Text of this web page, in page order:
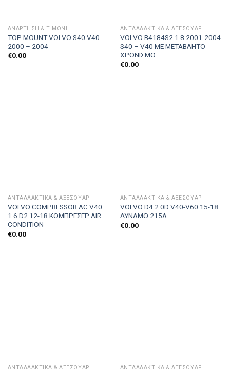
ΑΝΆΡΤΗΣΗ & ΤΙΜΌΝΙ
TOP MOUNT VOLVO S40 V40
2000 – 2004
€0.00
ΑΝΤΑΛΛΑΚΤΙΚΑ & ΑΞΕΣΟΥΆΡ
VOLVO B4184S2 1.8 2001-2004
S40 – V40 ME ΜΕΤΑΒΛΗΤΟ
ΧΡΟΝΙΣΜΟ
€0.00
ΑΝΤΑΛΛΑΚΤΙΚΑ & ΑΞΕΣΟΥΆΡ
VOLVO COMPRESSOR AC V40
1.6 D2 12-18 ΚΟΜΠΡΕΣΕΡ AIR
CONDITION
€0.00
ΑΝΤΑΛΛΑΚΤΙΚΑ & ΑΞΕΣΟΥΆΡ
VOLVO D4 2.0D V40-V60 15-18
ΔΥΝΑΜΟ 215A
€0.00
ΑΝΤΑΛΛΑΚΤΙΚΑ & ΑΞΕΣΟΥΆΡ ΑΝΤΑΛΛΑΚΤΙΚΑ & ΑΞΕΣΟΥΆΡ